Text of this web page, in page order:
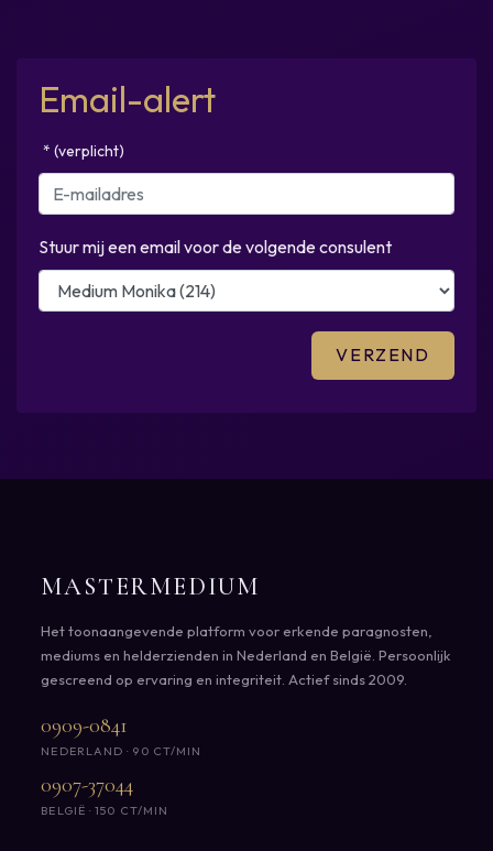
Email-alert
* (verplicht)
Stuur mij een email voor de volgende consulent
MASTERMEDIUM
Het toonaangevende platform voor erkende paragnosten,
mediums en helderzienden in Nederland en België. Persoonlijk
gescreend op ervaring en integriteit. Actief sinds 2009.
0909-0841
NEDERLAND · 90 CT/MIN
0907-37044
BELGIË · 150 CT/MIN